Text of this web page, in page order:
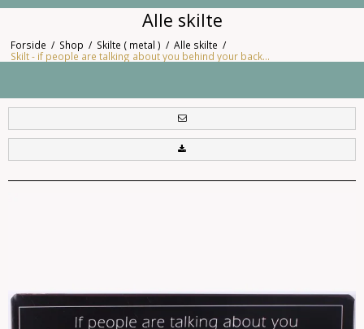
Alle skilte
Forside / Shop / Skilte ( metal ) / Alle skilte /
Skilt - if people are talking about you behind your back...